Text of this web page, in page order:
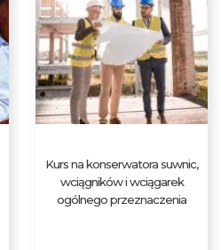
Kurs na konserwatora suwnic,
wciągników i wciągarek
ogólnego przeznaczenia